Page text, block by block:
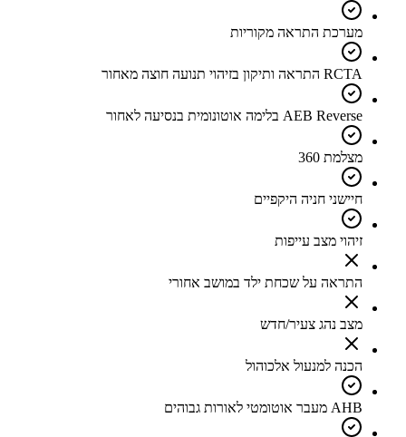
מערכת התראה מקוריות
RCTA התראה ותיקון בזיהוי תנועה חוצה מאחור
AEB Reverse בלימה אוטונומית בנסיעה לאחור
מצלמת 360
חיישני חניה היקפיים
זיהוי מצב עייפות
התראה על שכחת ילד במושב אחורי
מצב נהג צעיר/חדש
הכנה למנעול אלכוהול
AHB מעבר אוטומטי לאורות גבוהים